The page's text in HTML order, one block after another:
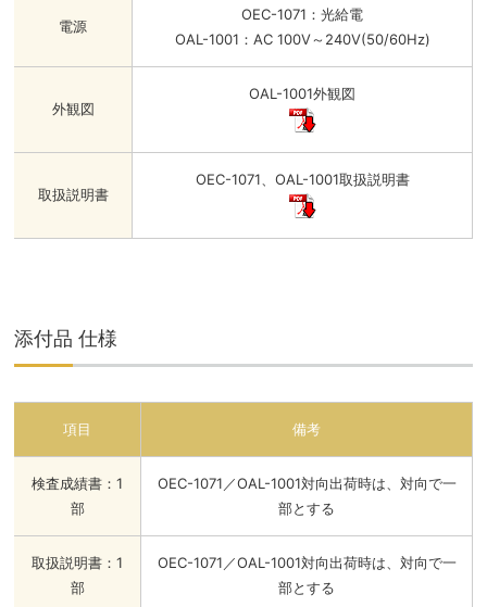
電源
OEC-1071：光給電
OAL-1001：AC 100V～240V(50/60Hz)
外観図
OAL-1001外観図
取扱説明書
OEC-1071、OAL-1001取扱説明書
添付品 仕様
項目 備考
検査成績書：1
部
OEC-1071／OAL-1001対向出荷時は、対向で一
部とする
取扱説明書：1
部
OEC-1071／OAL-1001対向出荷時は、対向で一
部とする